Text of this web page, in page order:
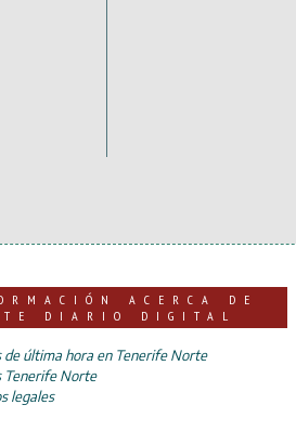
ACERCA DE
DIARIO DIGITAL
de última hora en Tenerife Norte
Tenerife Norte
legales